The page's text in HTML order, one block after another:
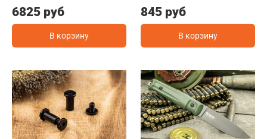
6825 руб
В корзину
845 руб
В корзину